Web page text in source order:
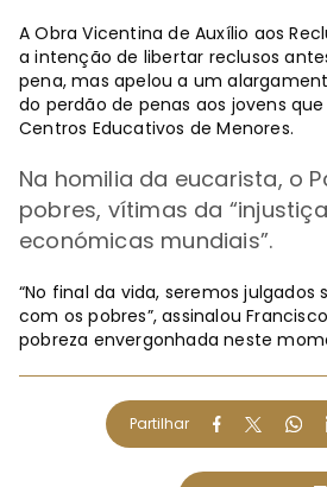
A Obra Vicentina de Auxílio aos
a intenção de libertar reclusos
pena, mas apelou a um
do perdão de penas aos jovens
Centros Educativos de Menores.
Na homilia da eucarista, o
pobres, vítimas da
económicas mundiais”.
“No final da vida, seremos julgados
com os pobres”, assinalou
pobreza envergonhada neste
Partilhar